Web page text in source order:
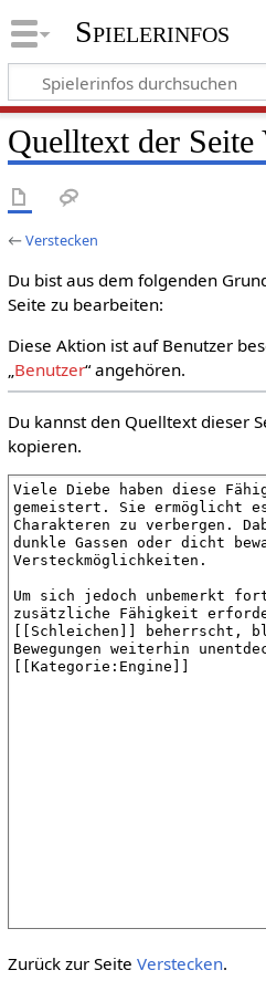
Spielerinfos
Quelltext der Seite
←Verstecken
Du bist aus dem folgenden
Seite zu bearbeiten:
Diese Aktion ist auf Benutzer
„Benutzer“ angehören.
Du kannst den Quelltext dieser
kopieren.
Zurück zur Seite Verstecken.